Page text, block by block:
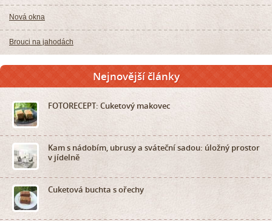
Nová okna
Brouci na jahodách
Nejnovější články
FOTORECEPT: Cuketový makovec
Kam s nádobím, ubrusy a sváteční sadou: úložný prostor
v jídelně
Cuketová buchta s ořechy